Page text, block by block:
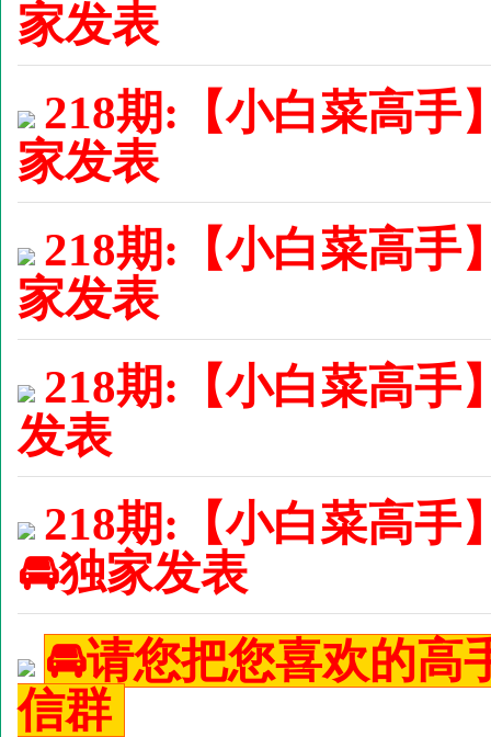
家发表
218期:【小白菜高手
家发表
218期:【小白菜高手
家发表
218期:【小白菜高手
发表
218期:【小白菜高
🚘独家发表
🚘请您把您喜欢的高
信群